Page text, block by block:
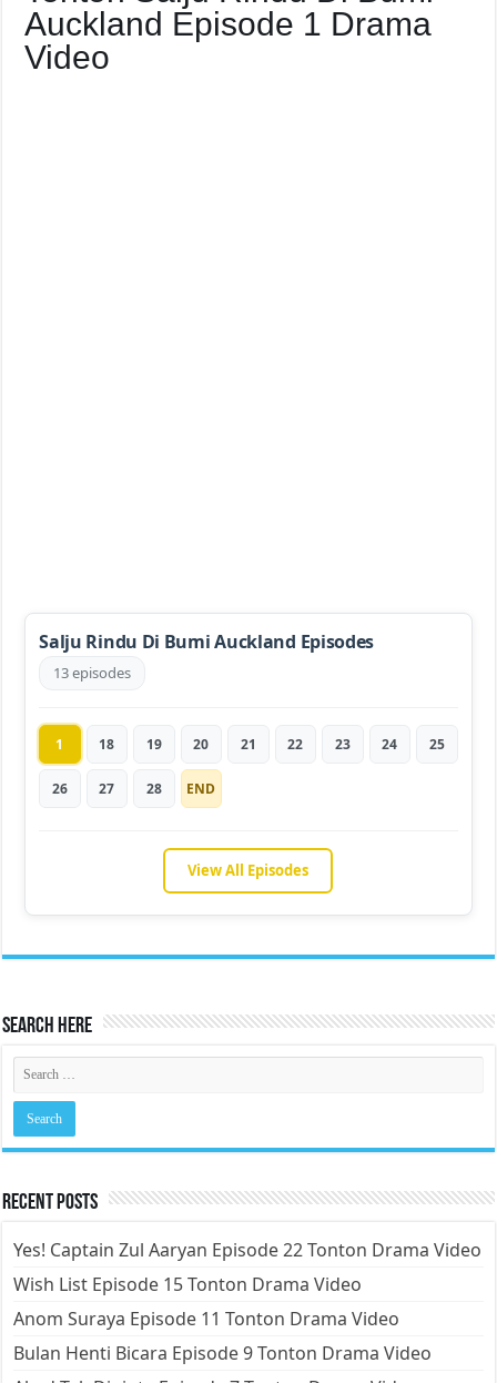
Auckland Episode 1 Drama
Video
Salju Rindu Di Bumi Auckland Episodes
13 episodes
1 18 19 20 21 22 23 24 25
26 27 28 END
View All Episodes
Search Here
Recent Posts
Yes! Captain Zul Aaryan Episode 22 Tonton Drama Video
Wish List Episode 15 Tonton Drama Video
Anom Suraya Episode 11 Tonton Drama Video
Bulan Henti Bicara Episode 9 Tonton Drama Video